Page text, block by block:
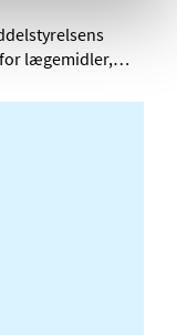
lægemidler,…